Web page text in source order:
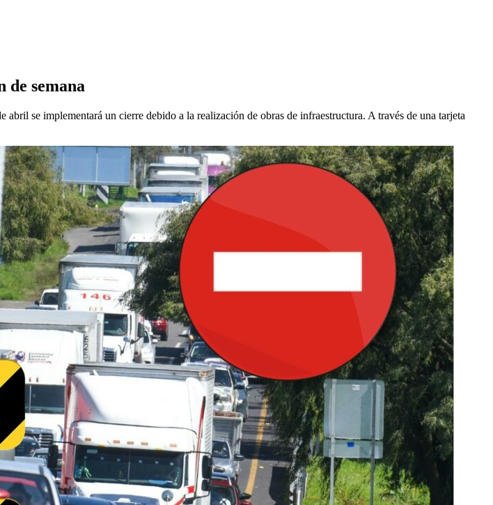
semana
se implementará un cierre debido a la realización de obras de infraestructura. A través de una tarjeta